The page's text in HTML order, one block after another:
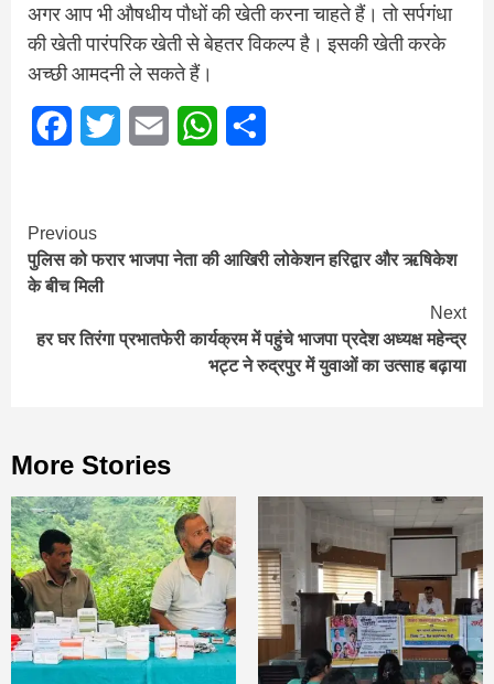
अगर आप भी औषधीय पौधों की खेती करना चाहते हैं। तो सर्पगंधा
की खेती पारंपरिक खेती से बेहतर विकल्प है। इसकी खेती करके
अच्छी आमदनी ले सकते हैं।
FacebookTwitter Email WhatsApp
Continue
Reading
Previous
पुलिस को फरार भाजपा नेता की आखिरी लोकेशन हरिद्वार और ऋषिकेश
के बीच मिली
Next
हर घर तिरंगा प्रभातफेरी कार्यक्रम में पहुंचे भाजपा प्रदेश अध्यक्ष महेन्द्र
भट्ट ने रुद्रपुर में युवाओं का उत्साह बढ़ाया
More Stories